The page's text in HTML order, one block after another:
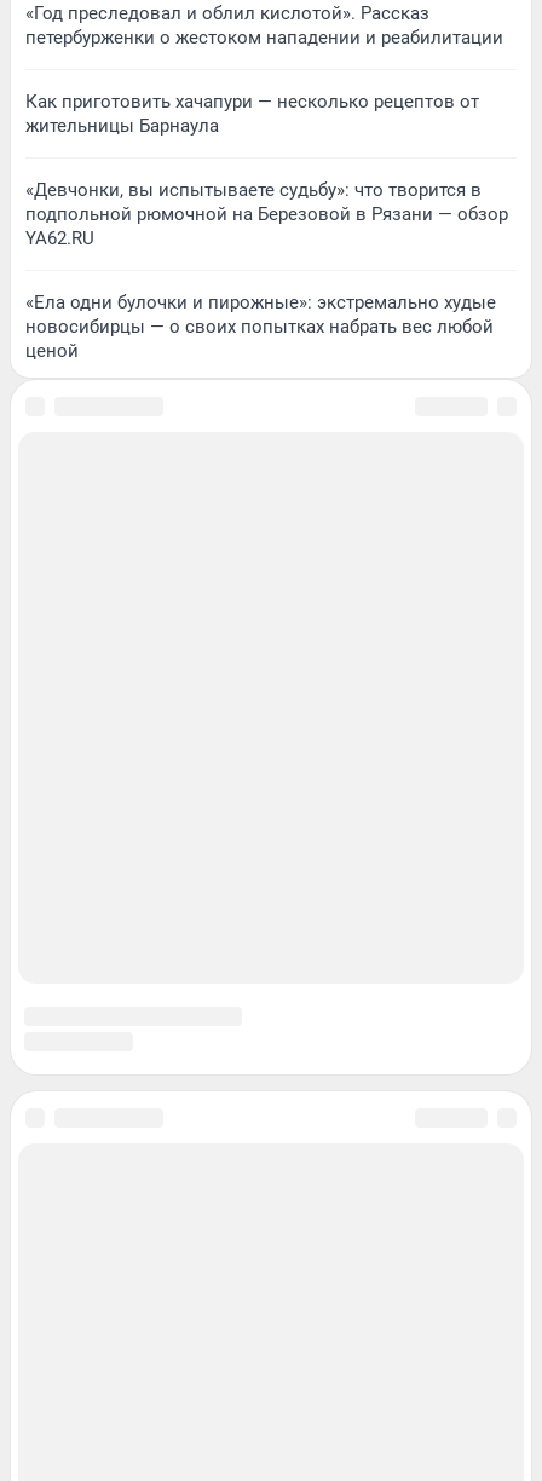
«Год преследовал и облил кислотой». Рассказ
петербурженки о жестоком нападении и реабилитации
Как приготовить хачапури — несколько рецептов от
жительницы Барнаула
«Девчонки, вы испытываете судьбу»: что творится в
подпольной рюмочной на Березовой в Рязани — обзор
YA62.RU
«Ела одни булочки и пирожные»: экстремально худые
новосибирцы — о своих попытках набрать вес любой
ценой